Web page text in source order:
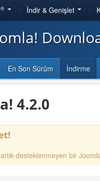
® İndir & Genişlet
En Son Sürüm İndirme
4.2.0
desteklenmeyen bir